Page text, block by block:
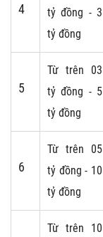
4
tỷ đồng - 3
tỷ đồng
5
Từ trên 03
tỷ đồng - 5
tỷ đồng
6
Từ trên 05
tỷ đồng - 10
tỷ đồng
Từ trên 10